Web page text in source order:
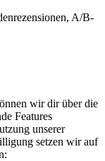
A/B-
wir dir über die
Features
unserer
setzen wir auf